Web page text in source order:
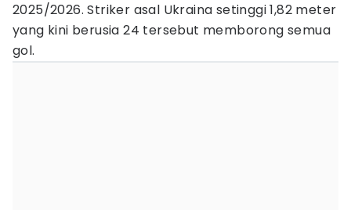
2025/2026. Striker asal Ukraina setinggi 1,82 meter
yang kini berusia 24 tersebut memborong semua
gol.